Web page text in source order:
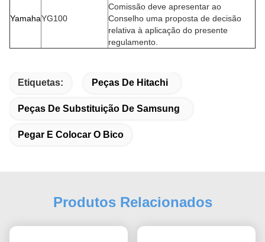
YamahaYG100
Comissão deve apresentar ao
Conselho uma proposta de decisão
relativa à aplicação do presente
regulamento.
Etiquetas: Peças De Hitachi
Peças De Substituição De Samsung
Pegar E Colocar O Bico
Produtos Relacionados